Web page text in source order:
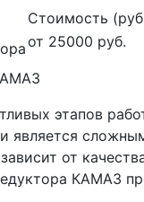
Стоимость
от 25000 руб.
этапов
является
от
КАМАЗ